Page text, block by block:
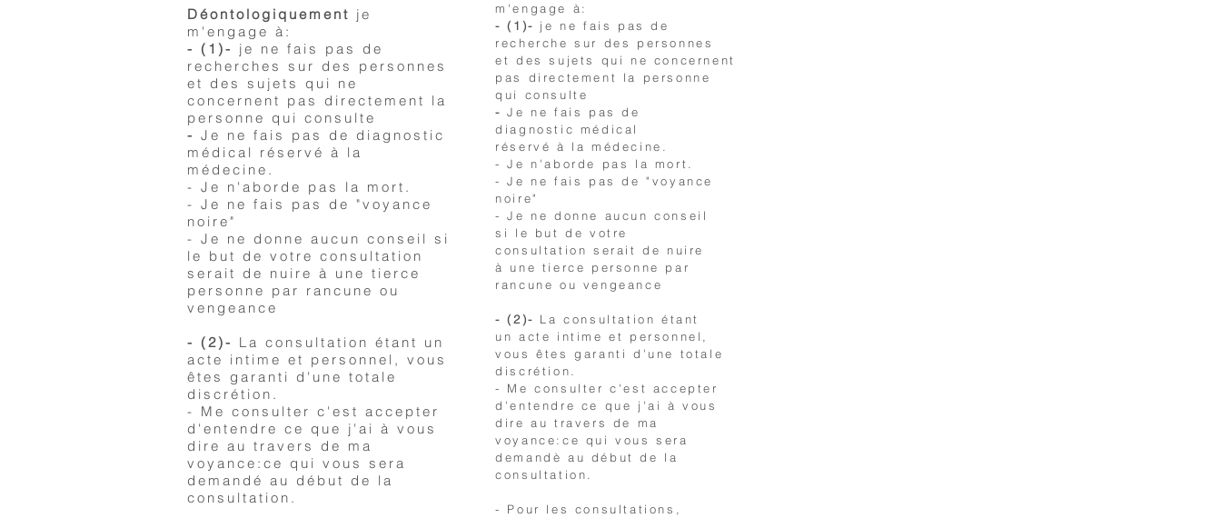
Déontologiquement je
m'engage à:
- (1)- je ne fais pas de
recherches sur des personnes
et des sujets qui ne
concernent pas directement la
personne qui consulte
- Je ne fais pas de diagnostic
médical réservé à la
médecine.
- Je n'aborde pas la mort.
- Je ne fais pas de "voyance
noire"
- Je ne donne aucun conseil si
le but de votre consultation
serait de nuire à une tierce
personne par rancune ou
vengeance
- (2)- La consultation étant un
acte intime et personnel, vous
êtes garanti d'une totale
discrétion.
- Me consulter c'est accepter
d'entendre ce que j'ai à vous
dire au travers de ma
voyance:ce qui vous sera
demandé au début de la
consultation.
m'engage à:
- (1)- je ne fais pas de
recherche sur des personnes
et des sujets qui ne concernent
pas directement la personne
qui consulte
-Je ne fais pas de
diagnostic médical
réservé à la médecine.
- Je n'aborde pas la mort.
- Je ne fais pas de "voyance
noire"
- Je ne donne aucun conseil
si le but de votre
consultation serait de nuire
à une tierce personne par
rancune ou vengeance
- (2)- La consultation étant
un acte intime et personnel,
vous êtes garanti d'une totale
discrétion.
- Me consulter c'est accepter
d'entendre ce que j'ai à vous
dire au travers de ma
voyance:ce qui vous sera
demandè au début de la
consultation.
- Pour les consultations,